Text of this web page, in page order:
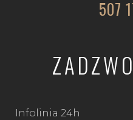
507
Infolinia 24h